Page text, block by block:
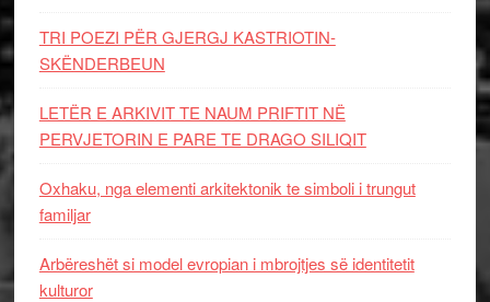
TRI POEZI PËR GJERGJ KASTRIOTIN-
SKËNDERBEUN
LETËR E ARKIVIT TE NAUM PRIFTIT NË
PERVJETORIN E PARE TE DRAGO SILIQIT
Oxhaku, nga elementi arkitektonik te simboli i trungut
familjar
Arbëreshët si model evropian i mbrojtjes së identitetit
kulturor